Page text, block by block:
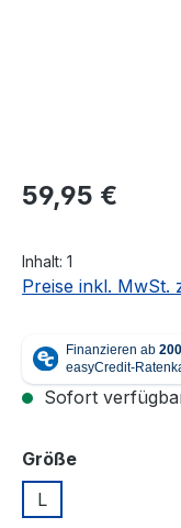
Regulärer Preis:
59,95 €
Inhalt: 1
Preise inkl. MwSt.
Sofort
Größeauswählen
L